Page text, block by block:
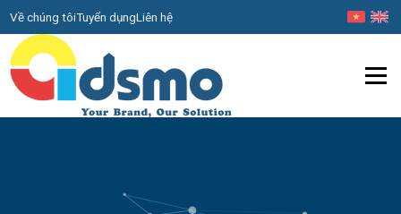
Về chúng tôiTuyển dụngLiên hệ